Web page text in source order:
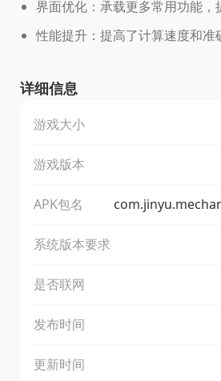
界面优化：承载更多常用功能，
性能提升：提高了计算速度和准
详细信息
游戏大小
游戏版本
APK包名
系统版本要求
是否联网
发布时间
更新时间